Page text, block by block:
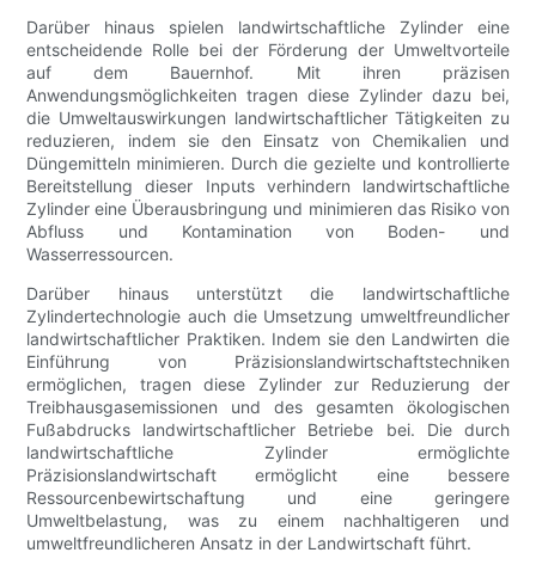
Darüber hinaus spielen landwirtschaftliche Zylinder eine
entscheidende Rolle bei der Förderung der Umweltvorteile
auf dem Bauernhof. Mit ihren präzisen
Anwendungsmöglichkeiten tragen diese Zylinder dazu bei,
die Umweltauswirkungen landwirtschaftlicher Tätigkeiten zu
reduzieren, indem sie den Einsatz von Chemikalien und
Düngemitteln minimieren. Durch die gezielte und kontrollierte
Bereitstellung dieser Inputs verhindern landwirtschaftliche
Zylinder eine Überausbringung und minimieren das Risiko von
Abfluss und Kontamination von Boden- und
Wasserressourcen.
Darüber hinaus unterstützt die landwirtschaftliche
Zylindertechnologie auch die Umsetzung umweltfreundlicher
landwirtschaftlicher Praktiken. Indem sie den Landwirten die
Einführung von Präzisionslandwirtschaftstechniken
ermöglichen, tragen diese Zylinder zur Reduzierung der
Treibhausgasemissionen und des gesamten ökologischen
Fußabdrucks landwirtschaftlicher Betriebe bei. Die durch
landwirtschaftliche Zylinder ermöglichte
Präzisionslandwirtschaft ermöglicht eine bessere
Ressourcenbewirtschaftung und eine geringere
Umweltbelastung, was zu einem nachhaltigeren und
umweltfreundlicheren Ansatz in der Landwirtschaft führt.